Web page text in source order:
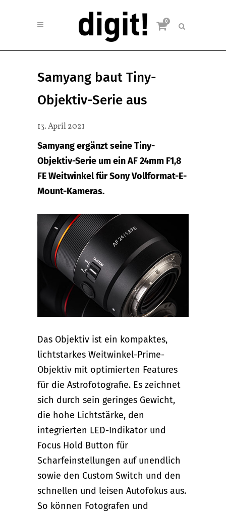
0
Samyang baut Tiny-
Objektiv-Serie aus
13. April 2021
Samyang ergänzt seine Tiny-
Objektiv-Serie um ein AF 24mm F1,8
FE Weitwinkel für Sony Vollformat-E-
Mount-Kameras.
Das Objektiv ist ein kompaktes,
lichtstarkes Weitwinkel-Prime-
Objektiv mit optimierten Features
für die Astrofotografie. Es zeichnet
sich durch sein geringes Gewicht,
die hohe Lichtstärke, den
integrierten LED-Indikator und
Focus Hold Button für
Scharfeinstellungen auf unendlich
sowie den Custom Switch und den
schnellen und leisen Autofokus aus.
So können Fotografen und